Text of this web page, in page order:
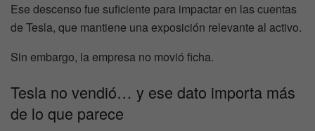
Ese descenso fue suficiente para impactar en las cuentas
de Tesla, que mantiene una exposición relevante al activo.
Sin embargo, la empresa no movió ficha.
Tesla no vendió… y ese dato importa más
de lo que parece